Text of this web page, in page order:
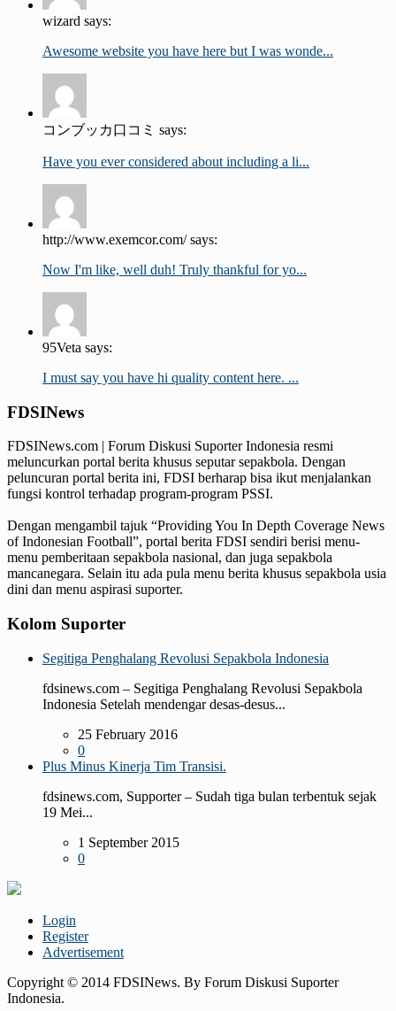
wizard says:
Awesome website you have here but I was wonde...
コンブッカ口コミ says:
Have you ever considered about including a li...
http://www.exemcor.com/ says:
Now I'm like, well duh! Truly thankful for yo...
95Veta says:
I must say you have hi quality content here. ...
FDSINews
FDSINews.com | Forum Diskusi Suporter Indonesia resmi
meluncurkan portal berita khusus seputar sepakbola. Dengan
peluncuran portal berita ini, FDSI berharap bisa ikut menjalankan
fungsi kontrol terhadap program-program PSSI.
Dengan mengambil tajuk “Providing You In Depth Coverage News
of Indonesian Football”, portal berita FDSI sendiri berisi menu-
menu pemberitaan sepakbola nasional, dan juga sepakbola
mancanegara. Selain itu ada pula menu berita khusus sepakbola usia
dini dan menu aspirasi suporter.
Kolom Suporter
Segitiga Penghalang Revolusi Sepakbola Indonesia
fdsinews.com – Segitiga Penghalang Revolusi Sepakbola
Indonesia Setelah mendengar desas-desus...
25 February 2016
0
Plus Minus Kinerja Tim Transisi.
fdsinews.com, Supporter – Sudah tiga bulan terbentuk sejak
19 Mei...
1 September 2015
0
Login
Register
Advertisement
Copyright © 2014 FDSINews. By Forum Diskusi Suporter
Indonesia.